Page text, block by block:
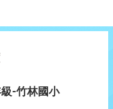
-竹林國小